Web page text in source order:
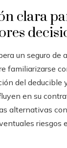
clara
un seguro de
familiarizarse
del deducible
en su
alternativas
riesgos